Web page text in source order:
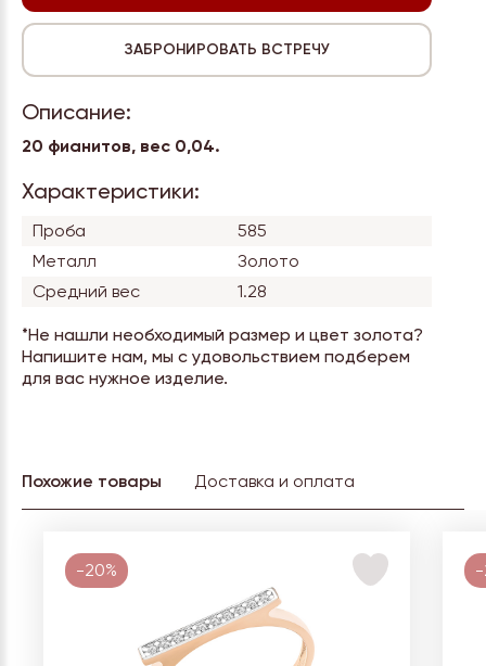
Описание:
20 фианитов, вес 0,04.
Характеристики:
Проба
585
Металл
Золото
Средний вес
1.28
*Не нашли необходимый размер и цвет золота?
Напишите нам, мы с удовольствием подберем
для вас нужное изделие.
Похожие товары Доставка и оплата
-20% -